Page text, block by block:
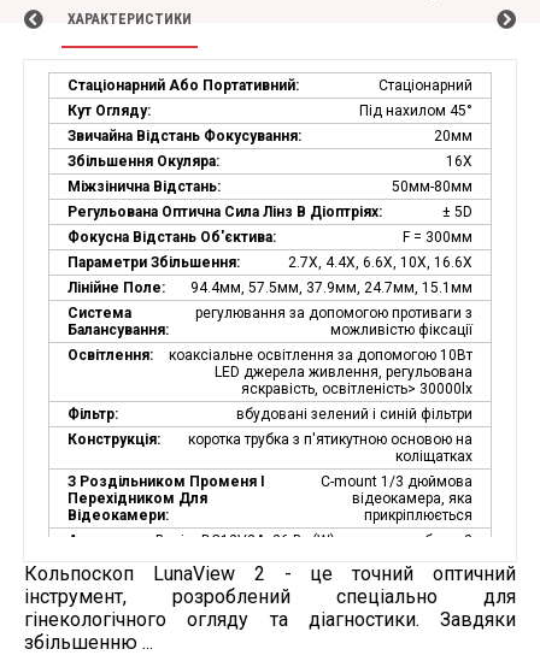
ХАРАКТЕРИСТИКИ
Стаціонарний Або Портативний:
Стаціонарний
Кут Огляду:
Під нахилом 45°
Звичайна Відстань Фокусування:
20мм
Збільшення Окуляра:
16X
Міжзінична Відстань:
50мм-80мм
Регульована Оптична Сила Лінз В Діоптріях:
± 5D
Фокусна Відстань Об'єктива:
F = 300мм
Параметри Збільшення:
2.7X, 4.4X, 6.6X, 10X, 16.6X
Лінійне Поле:
94.4мм, 57.5мм, 37.9мм, 24.7мм, 15.1мм
Система
Балансування:
регулювання за допомогою противаги з
можливістю фіксації
Освітлення:
коаксіальне освітлення за допомогою 10Вт
LED джерела живлення, регульована
яскравість, освітленість> 30000lx
Фільтр:
вбудовані зелений і синій фільтри
Конструкція:
коротка трубка з п'ятикутною основою на
коліщатках
З Роздільником Променя І
Перехідником Для
Відеокамери:
C-mount 1/3 дюймова
відеокамера, яка
прикріплюється
Адаптер
Вихід: DC12V3A, 36 Вт (W), довжина кабелю 3
коаксіальний штекер 5,5x2,1 мм (mm)
Опціонні
Компоненти:
пристрій демонстрації, камера, SLR
перехідник для камери, монітор, об'єктив (F
= 230мм і F = 280мм), кріплення для
Кольпоскоп LunaView 2 - це точний оптичний
інструмент, розроблений спеціально для
гінекологічного огляду та діагностики. Завдяки
збільшенню ...